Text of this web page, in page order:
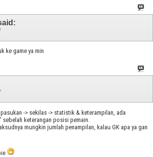
ke game ya min
-> sekilas -> statistik & keterampilan, ada
sebelah keterangan posisi pemain.
mungkin jumlah penampilan, kalau GK apa ya gan